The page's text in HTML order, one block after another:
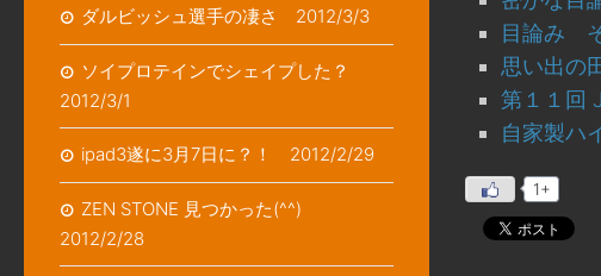
目論み
思い出の
第１１
自家製
1+
ダルビッシュ選手の凄さ 2012/3/3
ソイプロテインでシェイプした？
2012/3/1
ipad3遂に3月7日に？！ 2012/2/29
ZEN STONE 見つかった(^^)
2012/2/28